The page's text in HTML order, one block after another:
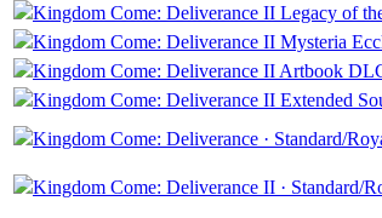
Kingdom Come: Deliverance II Legacy of
Kingdom Come: Deliverance II Mysteria
Kingdom Come: Deliverance II Artbook
Kingdom Come: Deliverance II Extended
Kingdom Come: Deliverance · Standard/
Kingdom Come: Deliverance II · Standard/